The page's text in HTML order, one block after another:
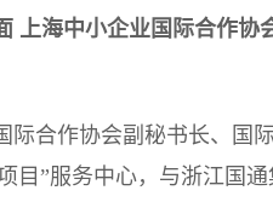
上海中小企业国际合作协
际合作协会副秘书长、国
目”服务中心，与浙江国